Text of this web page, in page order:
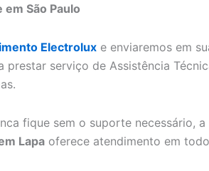
São Paulo
Electrolux e enviaremos em
prestar serviço de Assistência
fique sem o suporte necessário, a
Lapa oferece atendimento em